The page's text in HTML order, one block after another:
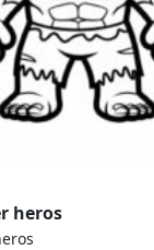
heros